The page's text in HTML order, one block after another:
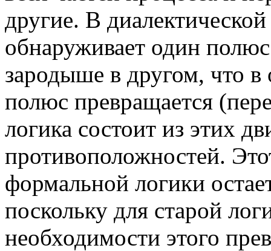
другие. В
обнаруживает один
зародыше в другом, что в
полюс превращается
логика состоит из этих
противоположностей.
формальной логики
поскольку для старой
необходимости этого